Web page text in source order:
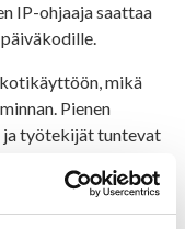
IP-ohjaaja saattaa
mikä
Pienen
ja työtekijät tuntevat